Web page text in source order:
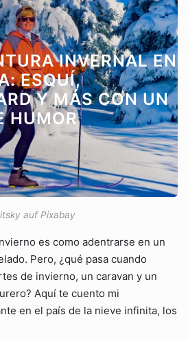
INVERNAL EN
ESQUÍ,
Y MÁS CON UN
HUMOR
auf Pixabay
es como adentrarse en un
Pero, ¿qué pasa cuando
de invierno, un caravan y un
Aquí te cuento mi
en el país de la nieve infinita, los